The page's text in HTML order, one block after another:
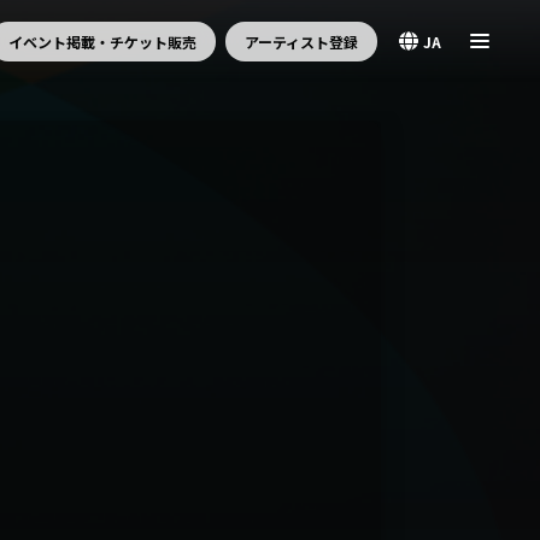
イベント掲載・チケット販売 アーティスト登録 JA